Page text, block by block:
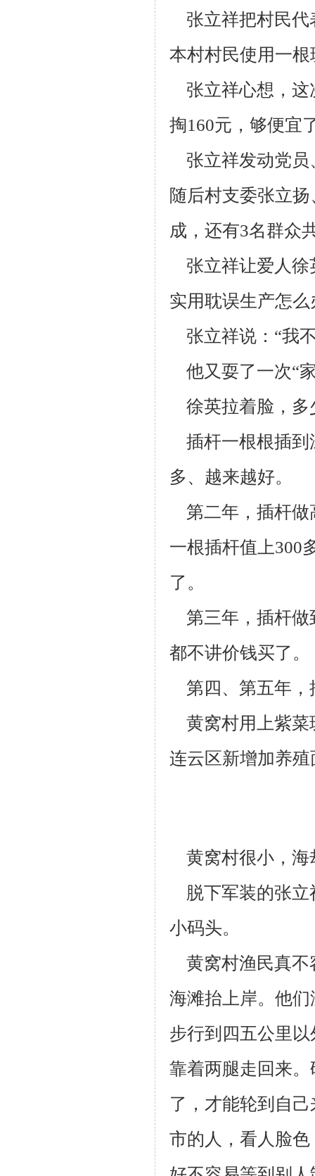
张立祥把村民代
本村村民使用一
张立祥心想，这
掏160元，够便宜
张立祥发动党员
随后村支委张立
成，还有3名群众
张立祥让爱人徐
实用耽误生产怎么
张立祥说：“我
他又耍了一次“
徐英拉着脸，多
插杆一根根插到
多、越来越好。
第二年，插杆做
一根插杆值上300
了。
第三年，插杆做
都不讲价钱买了。
第四、第五年，
黄窝村用上紫菜
连云区新增加养
黄窝村很小，海
脱下军装的张立
小码头。
黄窝村渔民真不
海滩抬上岸。他
步行到四五公里以
靠着两腿走回来
了，才能轮到自
市的人，看人脸